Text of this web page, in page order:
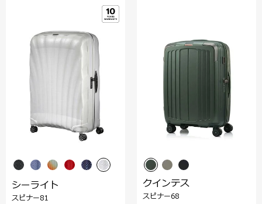
シーライト
スピナー81
クインテス
スピナー68